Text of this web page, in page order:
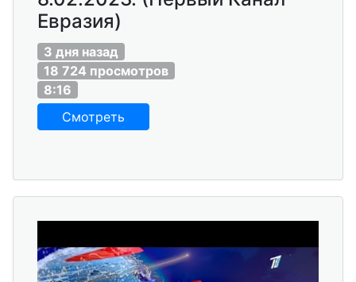
Евразия)
3 дня назад
18 724 просмотров
8:16
Смотреть